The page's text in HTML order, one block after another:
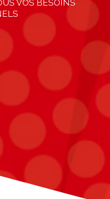
VOS BESOINS